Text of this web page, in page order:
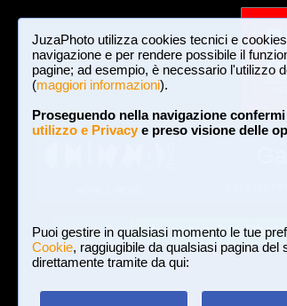
JuzaPhoto utilizza cookies tecnici e
navigazione e per rendere possibile il
pagine; ad esempio, è necessario l'utilizzo
(maggiori informazioni).
Proseguendo nella navigazione
utilizzo e Privacye preso visione delle
Puoi gestire in qualsiasi momento le tue
Cookie, raggiugibile da qualsiasi pagina
direttamente tramite da qui:
Login Iscriviti a